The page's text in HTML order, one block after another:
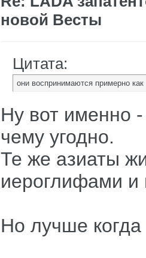
новой Весты
Цитата:
они воспринимаются примерно
Ну вот именно
чему угодно.
Те же азиаты
иероглифами и
Но лучше